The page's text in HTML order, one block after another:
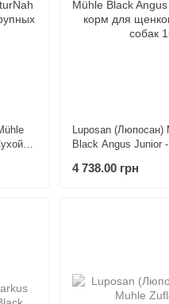
Luposan (Люпосан)
Black Angus Junior
4 738.00 грн